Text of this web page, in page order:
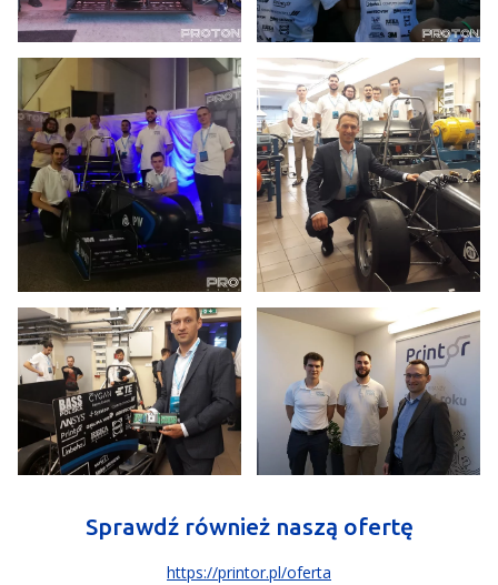
Sprawdź również naszą ofertę
https://printor.pl/oferta